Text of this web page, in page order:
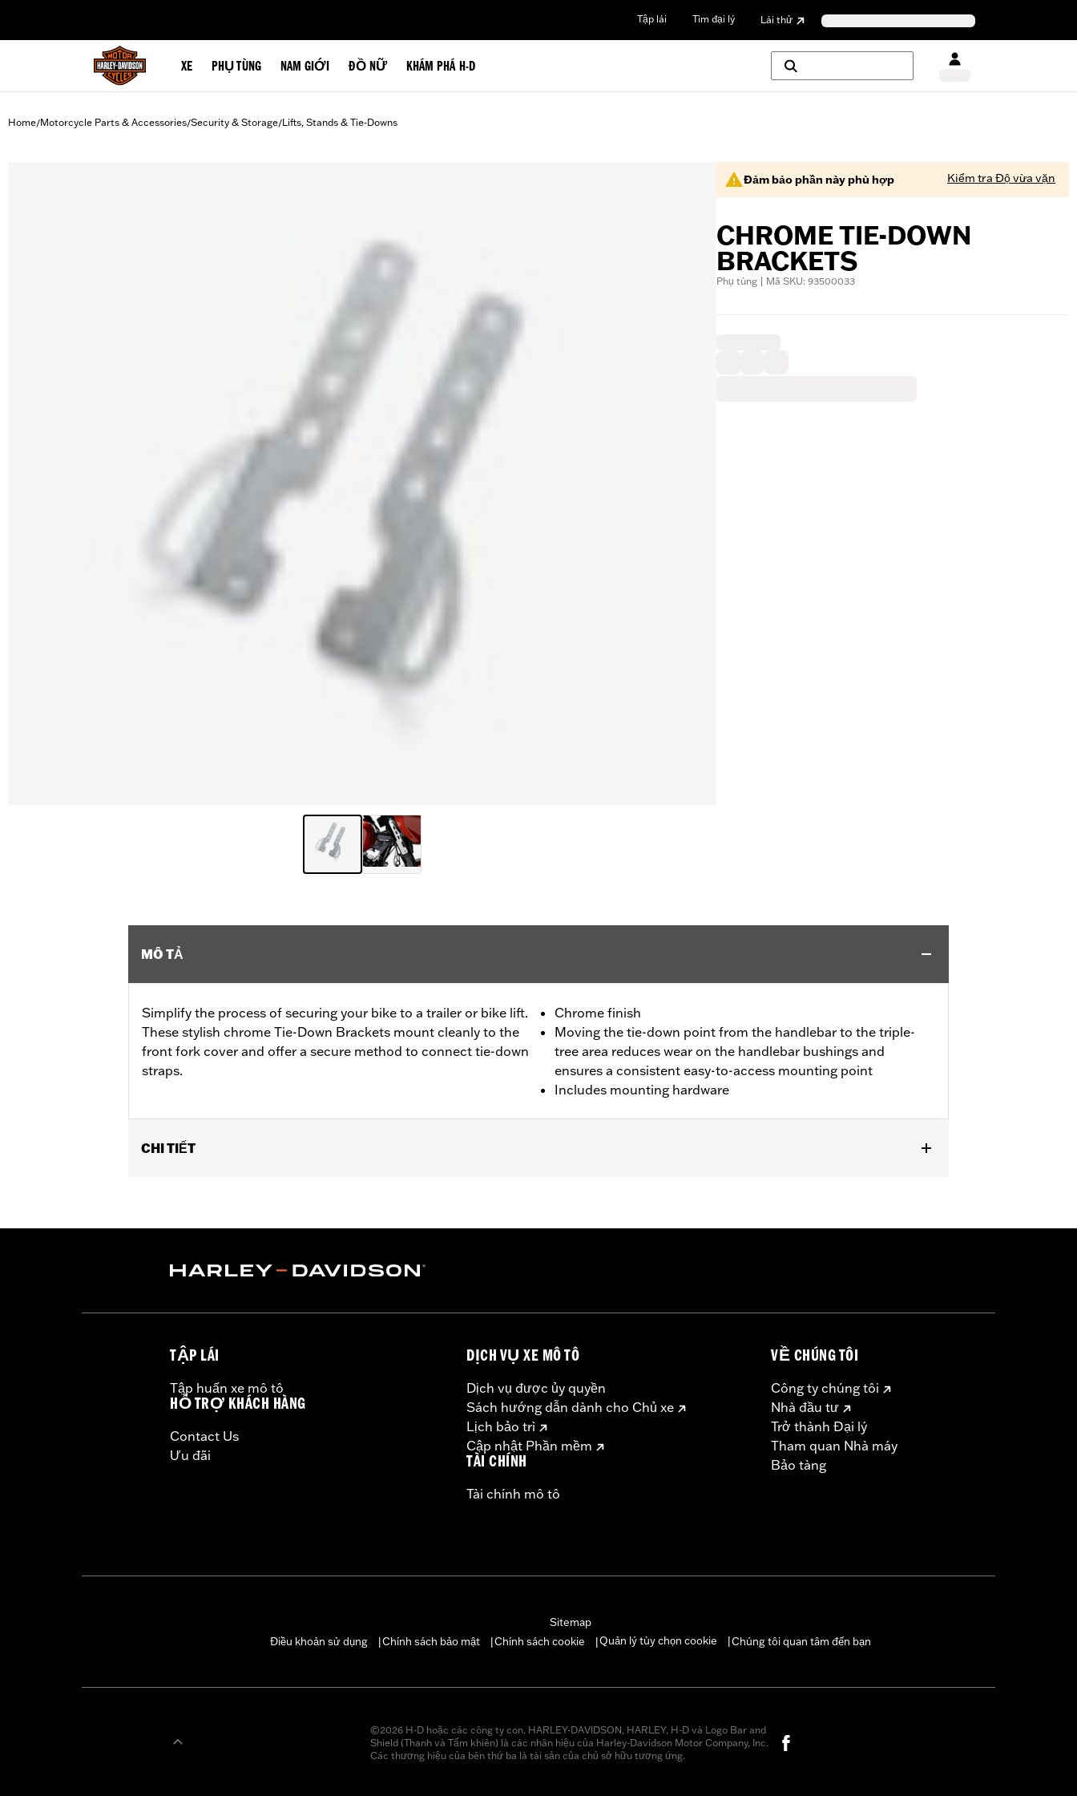
Tập lái Tìm đại lý Lái thử
XE PHỤ TÙNG NAM GIỚI ĐỒ NỮ KHÁM PHÁ H-D
Home/Motorcycle Parts & Accessories/Security & Storage/Lifts, Stands & Tie-Downs
Đảm bảo phần này phù hợp Kiểm tra Độ vừa vặn
CHROME TIE-DOWN
BRACKETS
Phụ tùng | Mã SKU: 93500033
MÔ TẢ
Simplify the process of securing your bike to a trailer or bike lift.
These stylish chrome Tie-Down Brackets mount cleanly to the
front fork cover and offer a secure method to connect tie-down
straps.
Chrome finish
Moving the tie-down point from the handlebar to the triple-
tree area reduces wear on the handlebar bushings and
ensures a consistent easy-to-access mounting point
Includes mounting hardware
CHI TIẾT
Sold In Units:Pair
WARRANTY:1 year limited warranty – Go towww.h-d.com/warranty
TẬP LÁI
Tập huấn xe mô tô
HỖ TRỢ KHÁCH HÀNG
Contact Us
Ưu đãi
DỊCH VỤ XE MÔ TÔ
Dịch vụ được ủy quyền
Sách hướng dẫn dành cho Chủ xe
Lịch bảo trì
Cập nhật Phần mềm
TÀI CHÍNH
Tài chính mô tô
VỀ CHÚNG TÔI
Công ty chúng tôi
Nhà đầu tư
Trở thành Đại lý
Tham quan Nhà máy
Bảo tàng
Sitemap
Điều khoản sử dụng
Chính sách bảo mật Chính sách cookie Quản lý tùy chọn cookie Chúng tôi quan tâm đến bạn
©2026 H-D hoặc các công ty con. HARLEY-DAVIDSON, HARLEY, H-D và Logo Bar and
Shield (Thanh và Tấm khiên) là các nhãn hiệu của Harley-Davidson Motor Company, Inc.
Các thương hiệu của bên thứ ba là tài sản của chủ sở hữu tương ứng.